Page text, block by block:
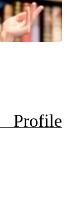
Profile